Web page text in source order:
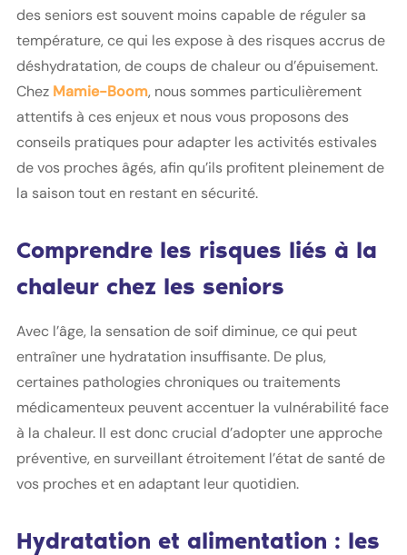
des seniors est souvent moins capable de réguler sa
température, ce qui les expose à des risques accrus de
déshydratation, de coups de chaleur ou d’épuisement.
Chez Mamie-Boom, nous sommes particulièrement
attentifs à ces enjeux et nous vous proposons des
conseils pratiques pour adapter les activités estivales
de vos proches âgés, afin qu’ils profitent pleinement de
la saison tout en restant en sécurité.
Comprendre les risques liés à la
chaleur chez les seniors
Avec l’âge, la sensation de soif diminue, ce qui peut
entraîner une hydratation insuffisante. De plus,
certaines pathologies chroniques ou traitements
médicamenteux peuvent accentuer la vulnérabilité face
à la chaleur. Il est donc crucial d’adopter une approche
préventive, en surveillant étroitement l’état de santé de
vos proches et en adaptant leur quotidien.
Hydratation et alimentation : les